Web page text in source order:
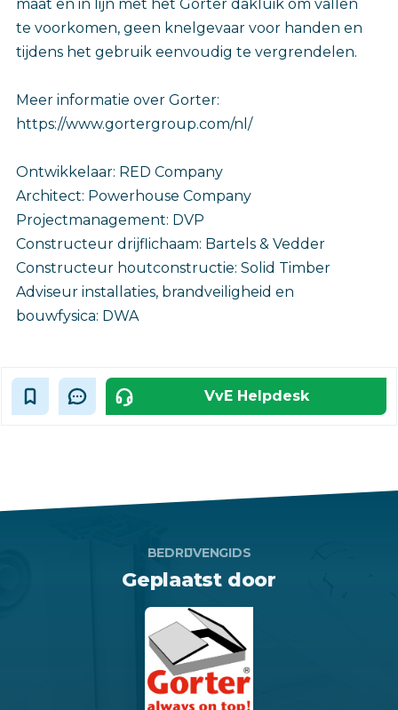
maat en in lijn met het Gorter dakluik om vallen
te voorkomen, geen knelgevaar voor handen en
tijdens het gebruik eenvoudig te vergrendelen.
Meer informatie over Gorter:
https://www.gortergroup.com/nl/
Ontwikkelaar: RED Company
Architect: Powerhouse Company
Projectmanagement: DVP
Constructeur drijflichaam: Bartels & Vedder
Constructeur houtconstructie: Solid Timber
Adviseur installaties, brandveiligheid en
bouwfysica: DWA
VvE Helpdesk
BEDRIJVENGIDS
Geplaatst door